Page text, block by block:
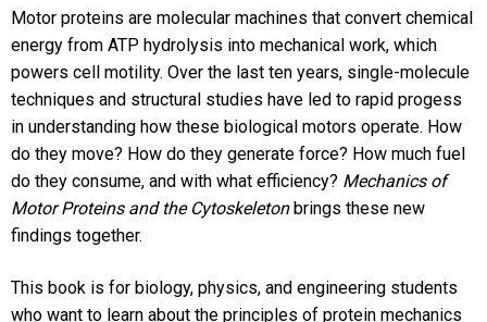
Motor proteins are molecular machines that convert chemical
energy from ATP hydrolysis into mechanical work, which
powers cell motility. Over the last ten years, single-molecule
techniques and structural studies have led to rapid progess
in understanding how these biological motors operate. How
do they move? How do they generate force? How much fuel
do they consume, and with what efficiency? Mechanics of
Motor Proteins and the Cytoskeletonbrings these new
findings together.
This book is for biology, physics, and engineering students
who want to learn about the principles of protein mechanics